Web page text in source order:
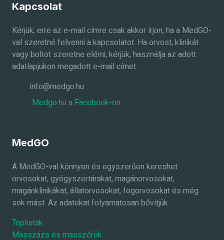
Kapcsolat
Kérjük, erre az e-mail címre csak akkor írjon, ha a MedGO-
val szeretné felvenni a kapcsolatot. Ha orvost, klinikát
vagy boltot szeretne elérni, kérjük, használja az adott
adatlapjukon megadott e-mail címet.
info@medgo.hu
Medgo.hu a Facebook-on
MedGO
A MedGO-val könnyen és egyszerűen kereshet
orvosokat, gyógyszertárakat, magánorvosokat,
magánklinikákat, állatorvosokat, fogorvosokat és még
sok mást. Az adatokat folyamatosan bővítjük.
Toplisták
Masszázs és masszőrök